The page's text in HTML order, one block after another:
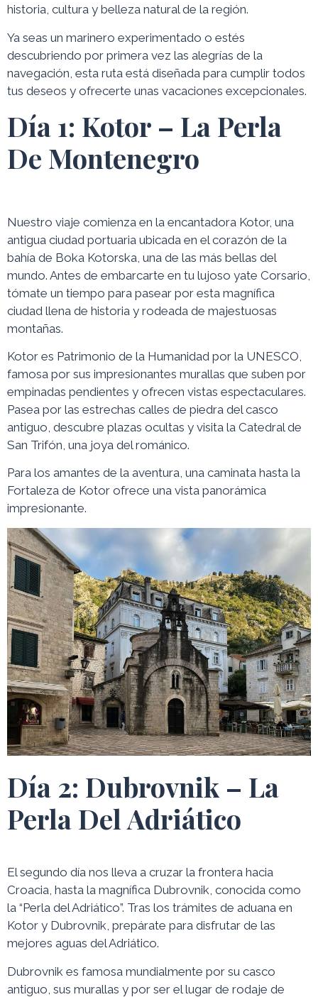
historia, cultura y belleza natural de la región.
Ya seas un marinero experimentado o estés
descubriendo por primera vez las alegrías de la
navegación, esta ruta está diseñada para cumplir todos
tus deseos y ofrecerte unas vacaciones excepcionales.
Día 1: Kotor – La Perla
De Montenegro
Nuestro viaje comienza en la encantadora Kotor, una
antigua ciudad portuaria ubicada en el corazón de la
bahía de Boka Kotorska, una de las más bellas del
mundo. Antes de embarcarte en tu lujoso yate Corsario,
tómate un tiempo para pasear por esta magnífica
ciudad llena de historia y rodeada de majestuosas
montañas.
Kotor es Patrimonio de la Humanidad por la UNESCO,
famosa por sus impresionantes murallas que suben por
empinadas pendientes y ofrecen vistas espectaculares.
Pasea por las estrechas calles de piedra del casco
antiguo, descubre plazas ocultas y visita la Catedral de
San Trifón, una joya del románico.
Para los amantes de la aventura, una caminata hasta la
Fortaleza de Kotor ofrece una vista panorámica
impresionante.
Día 2: Dubrovnik – La
Perla Del Adriático
El segundo día nos lleva a cruzar la frontera hacia
Croacia, hasta la magnífica Dubrovnik, conocida como
la “Perla del Adriático”. Tras los trámites de aduana en
Kotor y Dubrovnik, prepárate para disfrutar de las
mejores aguas del Adriático.
Dubrovnik es famosa mundialmente por su casco
antiguo, sus murallas y por ser el lugar de rodaje de